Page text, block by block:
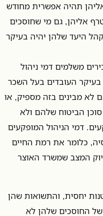
תהיה אפשרית מחודש
אליהן, גם מי שחוסכים
היעד שלהן יהיה בעיקר
משלמים דמי ניהול
העובדים בעל השכר
לא מבינים בזה מספיק, או
הביטוח שלהם ולא
דמי הניהול המופקעים
כלומר את רמת החיים
המצב שמשרד האוצר
יחסית, והתשואות שהן
החוסכים שלהן לא